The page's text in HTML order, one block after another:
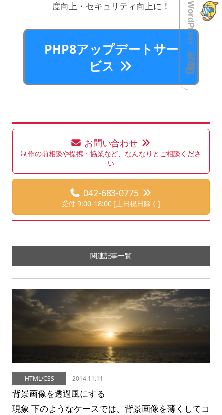
度向上・セキュリティ向上に！
PHP8アップデートサー
ビス
お問い合わせ
制作の前相談や提携・協業など、なんなりとご相談くださ
い
042-683-0775
受付 9:00-18:00 [土日祝日除く]
関連記事一覧
HTML/CSS 2014.11.11
背景画像を透過風にする
現象 下のようなケースでは、背景画像を薄くしてコ
WordPress化お見積り